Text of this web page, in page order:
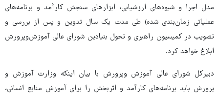
مدل اجرا و شیوه‌های ارزشیابی، ابزارهای سنجش کارآمد و برنامه‌های
عملیاتی زمان‌بندی شده) طی مدت یک سال تدوین و پس از بررسی و
تصویب در کمیسیون راهبری و تحول بنیادین شورای عالی آموزش‌وپرورش
ابلاغ خواهد کرد.
دبیرکل شورای عالی آموزش وپرورش با بیان اینکه وزارت آموزش و
پرورش باید برنامه‌های کارآمد و اثربخش را برای آموزش منابع انسانی،